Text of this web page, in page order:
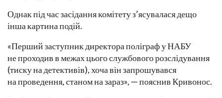
Однак під час засідання комітету з’ясувалася дещо
інша картина подій.
«Перший заступник директора поліграф у НАБУ
не проходив в межах цього службового розслідування
(тиску на детективів), хоча він запрошувався
на проведення, станом на зараз», — пояснив Кривонос.